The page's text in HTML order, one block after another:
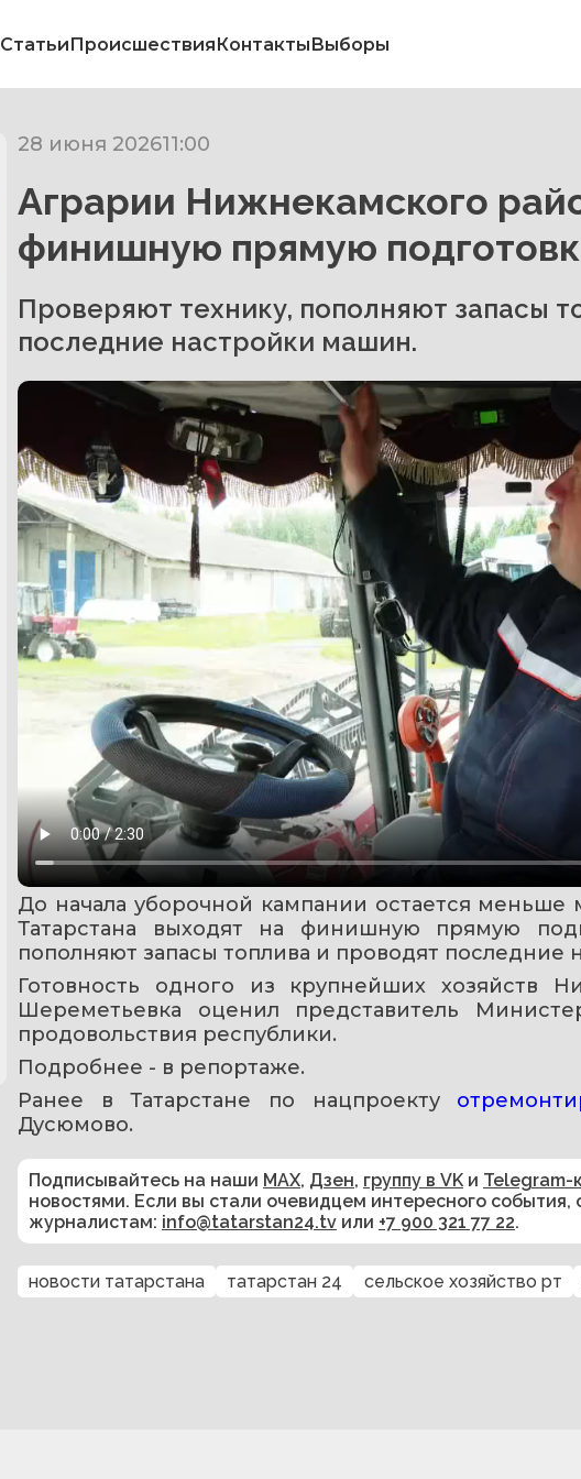
СтатьиПроисшествияКонтактыВыборы
28 июня 202611:00
Аграрии Нижнекамского
финишную прямую
Проверяют технику, пополняют запасы
последние настройки машин.
До начала уборочной кампании остается меньше
Татарстана выходят на финишную прямую
пополняют запасы топлива и проводят последние
Готовность одного из крупнейших хозяйств
Шереметьевка оценил представитель
продовольствия республики.
Подробнее - в репортаже.
Ранее в Татарстане по нацпроекту
Дусюмово.
Подписывайтесь на наши MAX, Дзен, группу в VK и Telegram-
новостями. Если вы стали очевидцем интересного
журналистам: info@tatarstan24.tv или +7 900 321 77 22.
новости татарстана татарстан 24 сельское хозяйство рт